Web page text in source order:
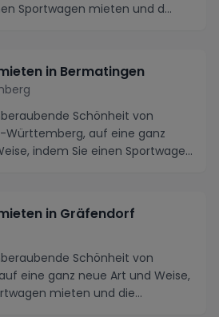
Sportwagen mieten und d...
in Bermatingen
Schönheit von
Württemberg, auf eine ganz
indem Sie einen Sportwagen
in Gräfendorf
Schönheit von
eine ganz neue Art und Weise,
mieten und die